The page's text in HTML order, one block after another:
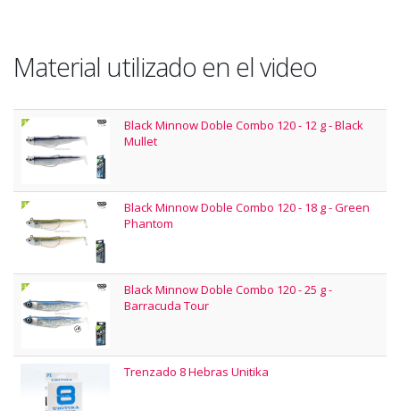
Material utilizado en el video
Black Minnow Doble Combo 120 - 12 g - Black
Mullet
Black Minnow Doble Combo 120 - 18 g - Green
Phantom
Black Minnow Doble Combo 120 - 25 g -
Barracuda Tour
Trenzado 8 Hebras Unitika